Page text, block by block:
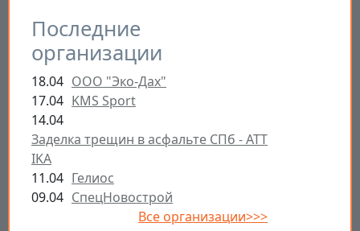
Последние
организации
18.04 ООО "Эко-Дах"
17.04 KMS Sport
14.04
Заделка трещин в асфальте СПб - ATT
IKA
11.04 Гелиос
09.04 СпецНовострой
Все организации>>>